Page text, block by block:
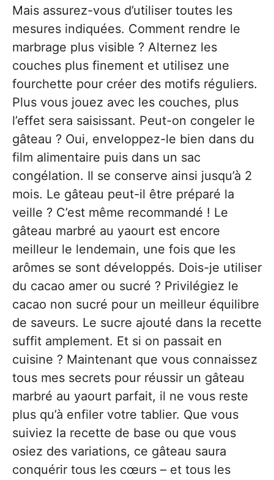
Mais assurez-vous d’utiliser toutes les
mesures indiquées. Comment rendre le
marbrage plus visible ? Alternez les
couches plus finement et utilisez une
fourchette pour créer des motifs réguliers.
Plus vous jouez avec les couches, plus
l’effet sera saisissant. Peut-on congeler le
gâteau ? Oui, enveloppez-le bien dans du
film alimentaire puis dans un sac
congélation. Il se conserve ainsi jusqu’à 2
mois. Le gâteau peut-il être préparé la
veille ? C’est même recommandé ! Le
gâteau marbré au yaourt est encore
meilleur le lendemain, une fois que les
arômes se sont développés. Dois-je utiliser
du cacao amer ou sucré ? Privilégiez le
cacao non sucré pour un meilleur équilibre
de saveurs. Le sucre ajouté dans la recette
suffit amplement. Et si on passait en
cuisine ? Maintenant que vous connaissez
tous mes secrets pour réussir un gâteau
marbré au yaourt parfait, il ne vous reste
plus qu’à enfiler votre tablier. Que vous
suiviez la recette de base ou que vous
osiez des variations, ce gâteau saura
conquérir tous les cœurs – et tous les